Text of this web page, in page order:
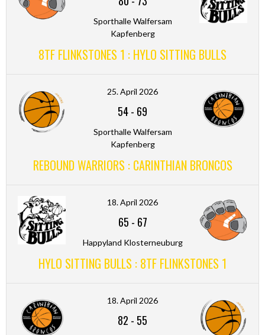
Sporthalle Walfersam
Kapfenberg
8TF FLINKSTONES 1 : HYLO SITTING BULLS
25. April 2026
54- 69
Sporthalle Walfersam
Kapfenberg
REBOUND WARRIORS : CARINTHIAN BRONCOS
18. April 2026
65 - 67
Happyland Klosterneuburg
HYLO SITTING BULLS : 8TF FLINKSTONES 1
18. April 2026
82 - 55